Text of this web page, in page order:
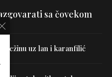
sa čovekom
težinu uz lan i karanfilić